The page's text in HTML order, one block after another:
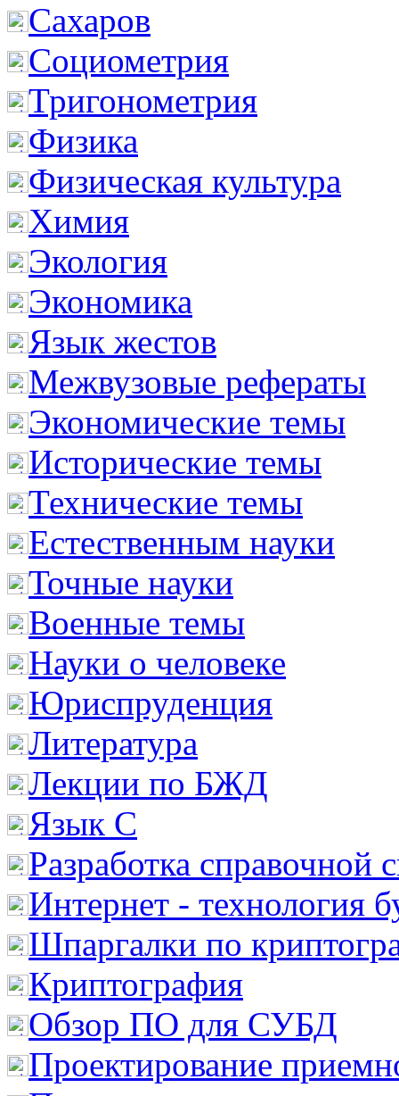
Сахаров
Социометрия
Тригонометрия
Физика
Физическая культура
Химия
Экология
Экономика
Язык жестов
Межвузовые рефераты
Экономические темы
Исторические темы
Технические темы
Естественным науки
Точные науки
Военные темы
Науки о человеке
Юриспруденция
Литература
Лекции по БЖД
Язык С
Разработка справочной
Интернет - технология
Шпаргалки по
Криптография
Обзор ПО для СУБД
Проектирование